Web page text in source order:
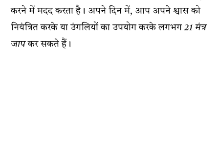
करने में मदद करता है। अपने दिन में, आप अपने श्वास को
नियंत्रित करके या उंगलियों का उपयोग करके लगभग21 मंत्र
जापकर सकते हैं।